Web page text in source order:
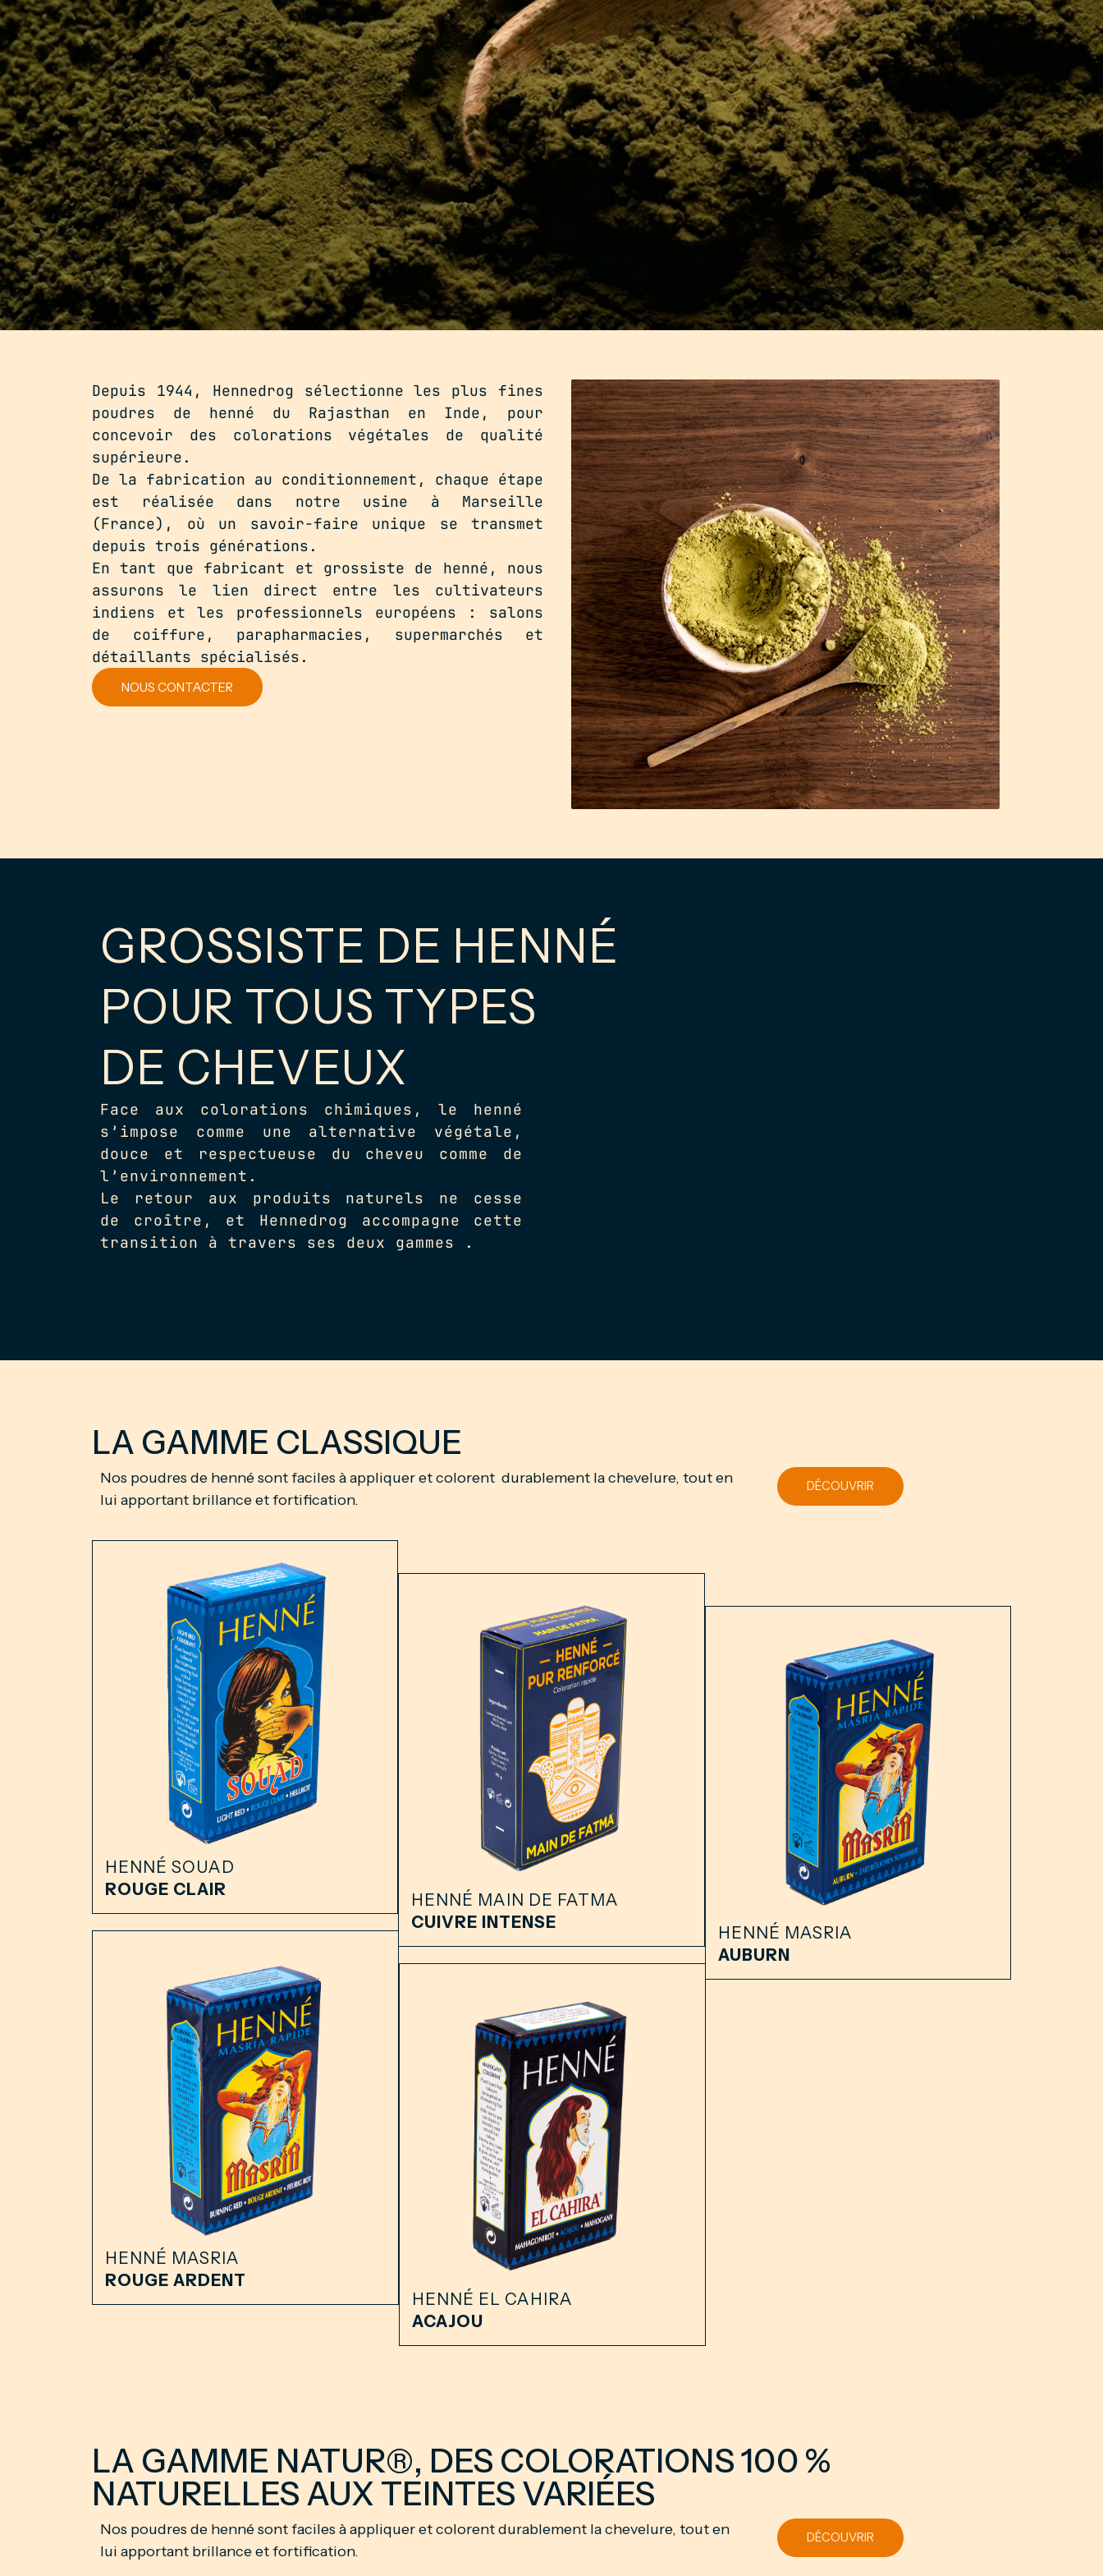
Depuis 1944, Hennedrog sélectionne les plus fines
poudres de henné du Rajasthan en Inde, pour
concevoir des colorations végétales de qualité
supérieure.
De la fabrication au conditionnement, chaque étape
est réalisée dans notre usine à Marseille
(France), où un savoir-faire unique se transmet
depuis trois générations.
En tant que fabricant et grossiste de henné, nous
assurons le lien direct entre les cultivateurs
indiens et les professionnels européens : salons
de coiffure, parapharmacies, supermarchés et
détaillants spécialisés.
NOUS CONTACTER
GROSSISTE DE HENNÉ
POUR TOUS TYPES
DE CHEVEUX
Face aux colorations chimiques, le henné
s’impose comme une alternative végétale,
douce et respectueuse du cheveu comme de
l’environnement.
Le retour aux produits naturels ne cesse
de croître, et Hennedrog accompagne cette
transition à travers ses deux gammes .
LA GAMME CLASSIQUE
Nos poudres de henné sont faciles à appliquer et colorent durablement la chevelure, tout en
lui apportant brillance et fortification.
DÉCOUVRIR
HENNÉ SOUAD
ROUGE CLAIR
HENNÉ MAIN DE FATMA
CUIVRE INTENSE
HENNÉ MASRIA
AUBURN
HENNÉ MASRIA
ROUGE ARDENT
HENNÉ EL CAHIRA
ACAJOU
LA GAMME NATUR®, DES COLORATIONS 100 %
NATURELLES AUX TEINTES VARIÉES
Nos poudres de henné sont faciles à appliquer et colorent durablement la chevelure, tout en
lui apportant brillance et fortification.
DÉCOUVRIR